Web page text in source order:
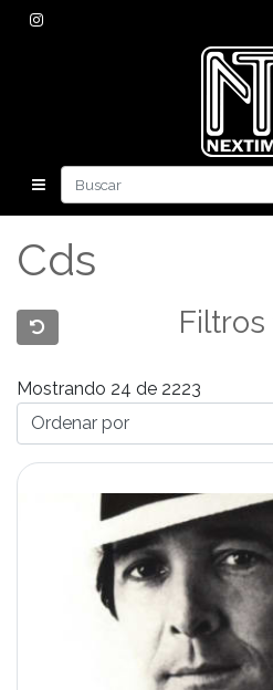
Cds
Filtros
Mostrando 24 de 2223